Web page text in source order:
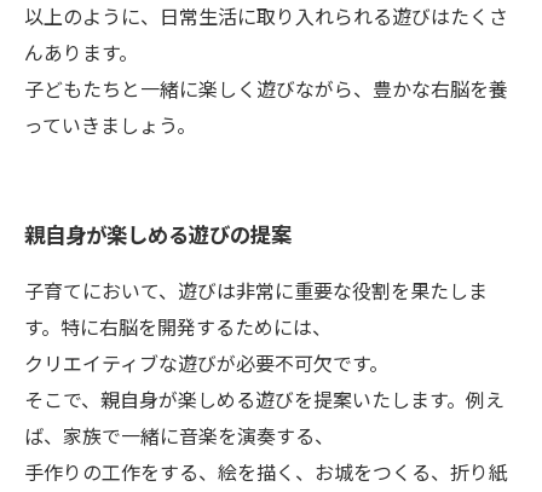
以上のように、日常生活に取り入れられる遊びはたくさ
んあります。
子どもたちと一緒に楽しく遊びながら、豊かな右脳を養
っていきましょう。
親自身が楽しめる遊びの提案
子育てにおいて、遊びは非常に重要な役割を果たしま
す。特に右脳を開発するためには、
クリエイティブな遊びが必要不可欠です。
そこで、親自身が楽しめる遊びを提案いたします。例え
ば、家族で一緒に音楽を演奏する、
手作りの工作をする、絵を描く、お城をつくる、折り紙